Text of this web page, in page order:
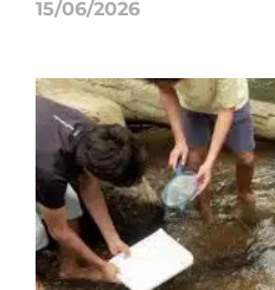
15/06/2026